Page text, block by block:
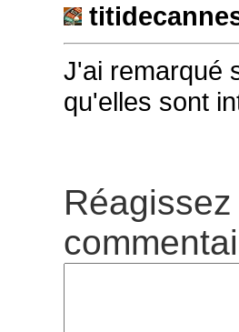
J'ai remarqué
qu'elles sont